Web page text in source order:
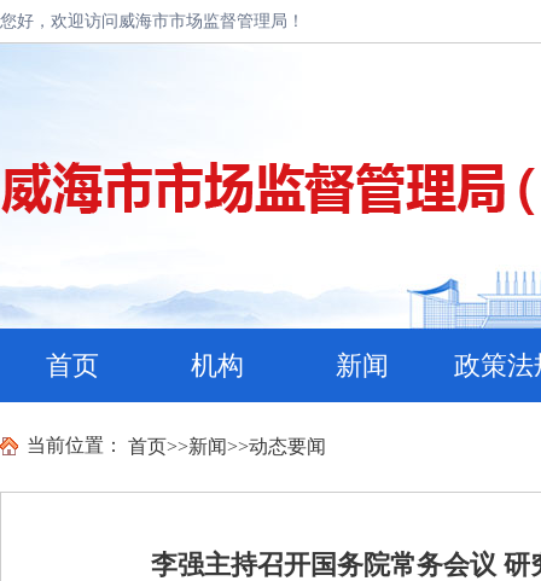
您好，欢迎访问威海市市场监督管理局！
首页 机构 新闻 政策法
当前位置： 首页>>新闻>>动态要闻
李强主持召开国务院常务会议